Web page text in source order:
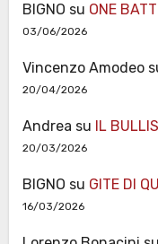
BIGNO su ONE
03/06/2026
Vincenzo Amodeo
20/04/2026
Andrea su IL
20/03/2026
BIGNO su GITE DI
16/03/2026